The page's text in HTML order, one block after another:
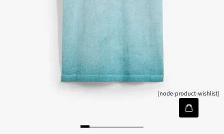
[node-product-wishlist]